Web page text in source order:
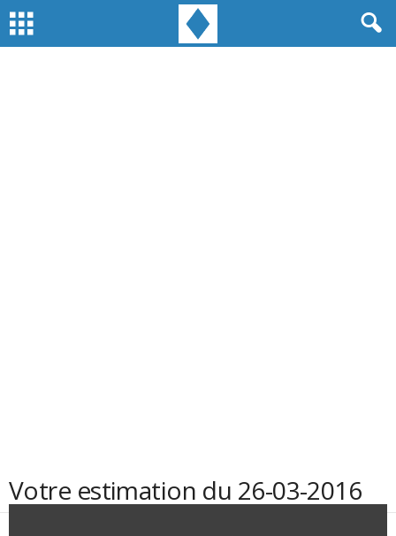
Votre estimation du 26-03-2016